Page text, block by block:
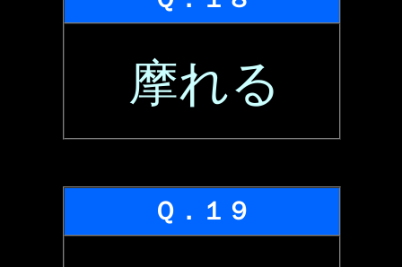
摩れる
Ｑ．１９